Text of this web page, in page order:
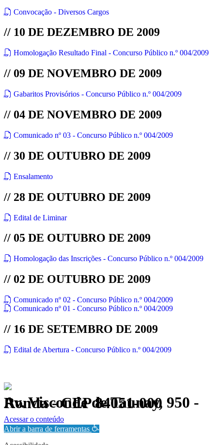
Convocação - Diversos Cargos
// 10 DE DEZEMBRO DE 2009
Homologação Resultado Final - Concurso Público n.º 004/2009
// 09 DE NOVEMBRO DE 2009
Gabaritos Provisórios - Concurso Público n.º 004/2009
// 04 DE NOVEMBRO DE 2009
Comunicado nº 03 - Concurso Público n.º 004/2009
// 30 DE OUTUBRO DE 2009
Ensalamento
// 28 DE OUTUBRO DE 2009
Edital de Liminar
// 05 DE OUTUBRO DE 2009
Homologação das Inscrições - Concurso Público n.º 004/2009
// 02 DE OUTUBRO DE 2009
Comunicado nº 02 - Concurso Público n.º 004/2009
Comunicado nº 01 - Concurso Público n.º 004/2009
// 16 DE SETEMBRO DE 2009
Edital de Abertura - Concurso Público n.º 004/2009
Av. Visconde de Taunay, 950 - Ronda - CEP 84051-000
Política de Privacidade.
Acessar o conteúdo
Abrir a barra de ferramentas